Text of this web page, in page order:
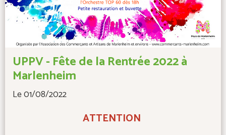
UPPV - Fête de la Rentrée 2022 à
Marlenheim
Le 01/08/2022
ATTENTION